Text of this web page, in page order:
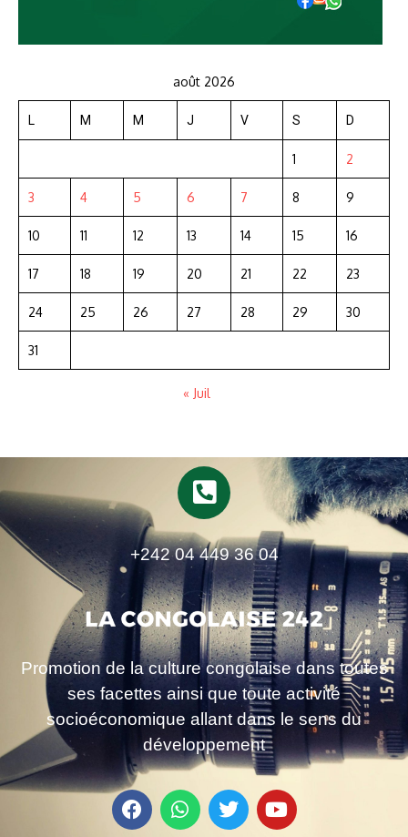
août 2026
L M M J V S D
1 2
3 4 5 6 7 8 9
10 11 12 13 14 15 16
17 18 19 20 21 22 23
24 25 26 27 28 29 30
31
« Juil
+242 04 449 36 04
Promotion de la culture congolaise dans toutes
ses facettes ainsi que toute activité
socioéconomique allant dans le sens du
développement